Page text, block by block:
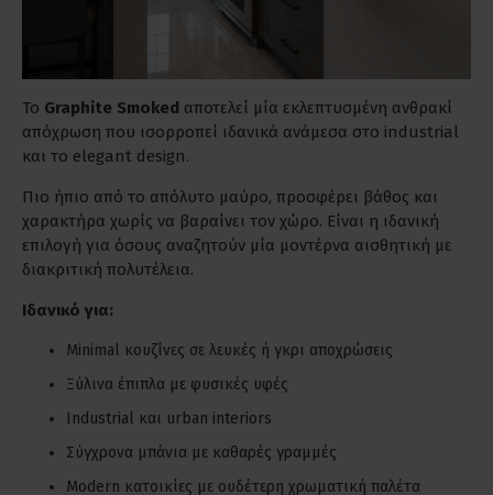
Το Graphite Smoked αποτελεί μία εκλεπτυσμένη ανθρακί
απόχρωση που ισορροπεί ιδανικά ανάμεσα στο industrial
και το elegant design.
Πιο ήπιο από το απόλυτο μαύρο, προσφέρει βάθος και
χαρακτήρα χωρίς να βαραίνει τον χώρο. Είναι η ιδανική
επιλογή για όσους αναζητούν μία μοντέρνα αισθητική με
διακριτική πολυτέλεια.
Ιδανικό για:
Minimal κουζίνες σε λευκές ή γκρι αποχρώσεις
Ξύλινα έπιπλα με φυσικές υφές
Industrial και urban interiors
Σύγχρονα μπάνια με καθαρές γραμμές
Modern κατοικίες με ουδέτερη χρωματική παλέτα